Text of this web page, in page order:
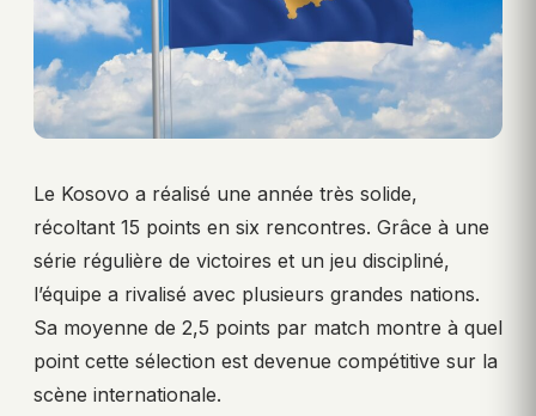
Le Kosovo a réalisé une année très solide,
récoltant 15 points en six rencontres. Grâce à une
série régulière de victoires et un jeu discipliné,
l’équipe a rivalisé avec plusieurs grandes nations.
Sa moyenne de 2,5 points par match montre à quel
point cette sélection est devenue compétitive sur la
scène internationale.